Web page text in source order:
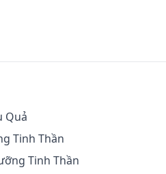
Quả
Tinh Thần
Tinh Thần